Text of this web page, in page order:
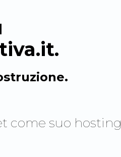
.
come suo hosting